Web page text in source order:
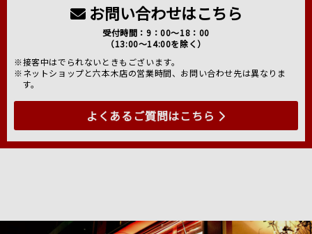
お問い合わせはこちら
受付時間：9：00～18：00
（13:00～14:00を除く）
※接客中はでられないときもございます。
※ネットショップと六本木店の営業時間、お問い合わせ先は異なりま
す。
よくあるご質問はこちら